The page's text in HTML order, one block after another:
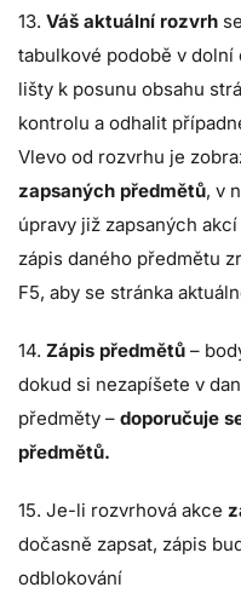
13. Váš aktuální rozvrh
tabulkové podobě v
lišty k posunu obsahu
kontrolu a odhalit
Vlevo od rozvrhu je
zapsaných předmětů, v
úpravy již zapsaných
zápis daného předmětu
F5, aby se stránka
14. Zápis předmětů –
dokud si nezapíšete v
předměty – doporučuje
předmětů.
15. Je-li rozvrhová akce
dočasně zapsat, zápis
odblokování